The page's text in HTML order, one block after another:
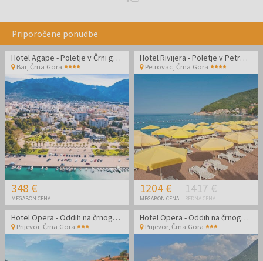
Priporočene ponudbe
Hotel Agape - Poletje v Črni gori - Posebna cena
Bar, Črna Gora
348 €
MEGABON CENA
Hotel Rivijera - Poletje v Petrovcu
Petrovac ,Črna Gora
1204 €
MEGABON CENA
1417 €
REDNA CENA
Hotel Opera - Oddih na črnogorski obali
Prijevor, Črna Gora
Hotel Opera - Oddih na črnogorski obali
Prijevor,Črna Gora